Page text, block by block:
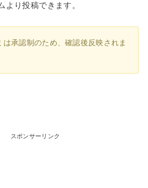
より投稿できます。
は承認制のため、確認後反映されま
スポンサーリンク